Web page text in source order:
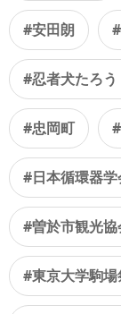
#安田朗
#忍者犬たろう
#忠岡町
#日本循環器学
#曽於市観光協
#東京大学駒